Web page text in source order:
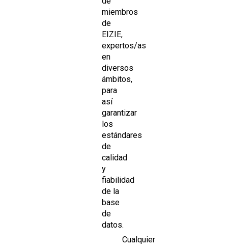
miembros
de
EIZIE,
expertos/as
en
diversos
ámbitos,
para
así
garantizar
los
estándares
de
calidad
y
fiabilidad
de la
base
de
datos.
Cualquier